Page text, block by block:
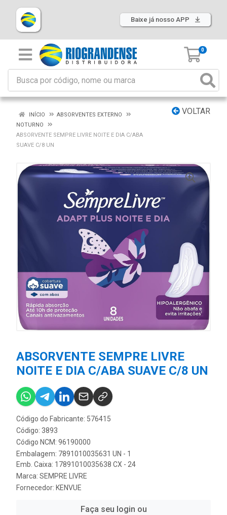
Baixe já nosso APP
0
VOLTAR
INÍCIO
ABSORVENTES EXTERNO
NOTURNO
ABSORVENTE SEMPRE LIVRE NOITE E DIA C/ABA
SUAVE C/8 UN
ABSORVENTE SEMPRE LIVRE
NOITE E DIA C/ABA SUAVE C/8 UN
Código do Fabricante: 576415
Código: 3893
Código NCM: 96190000
Embalagem: 7891010035631 UN - 1
Emb. Caixa: 17891010035638 CX - 24
Marca: SEMPRE LIVRE
Fornecedor: KENVUE
Faça seu login ou